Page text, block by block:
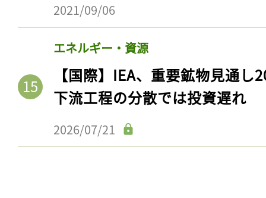
2021/09/06
エネルギー・資源
【国際】IEA、重要鉱物見通
下流工程の分散では投資遅れ
2026/07/21